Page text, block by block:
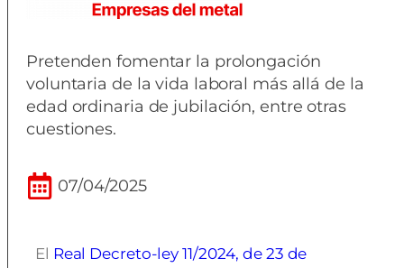
Pretenden fomentar la prolongación
voluntaria de la vida laboral más allá de la
edad ordinaria de jubilación, entre otras
cuestiones.
07/04/2025
El Real Decreto-ley 11/2024, de 23 de